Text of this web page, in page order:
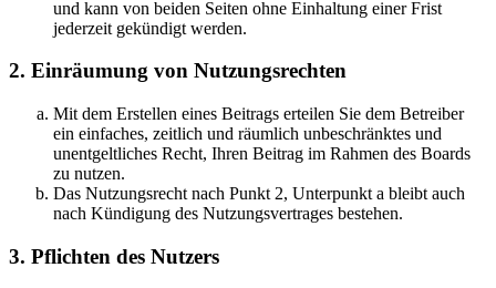
und kann von beiden Seiten ohne Einhaltung einer Frist
jederzeit gekündigt werden.
2. Einräumung von Nutzungsrechten
Mit dem Erstellen eines Beitrags erteilen Sie dem Betreiber
ein einfaches, zeitlich und räumlich unbeschränktes und
unentgeltliches Recht, Ihren Beitrag im Rahmen des Boards
zu nutzen.
Das Nutzungsrecht nach Punkt 2, Unterpunkt a bleibt auch
nach Kündigung des Nutzungsvertrages bestehen.
3. Pflichten des Nutzers